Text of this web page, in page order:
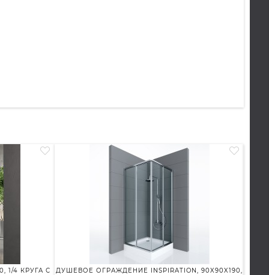
1/4 КРУГА С ДУШЕВОЕ ОГРАЖДЕНИЕ INSPIRATION, 90X90X190,